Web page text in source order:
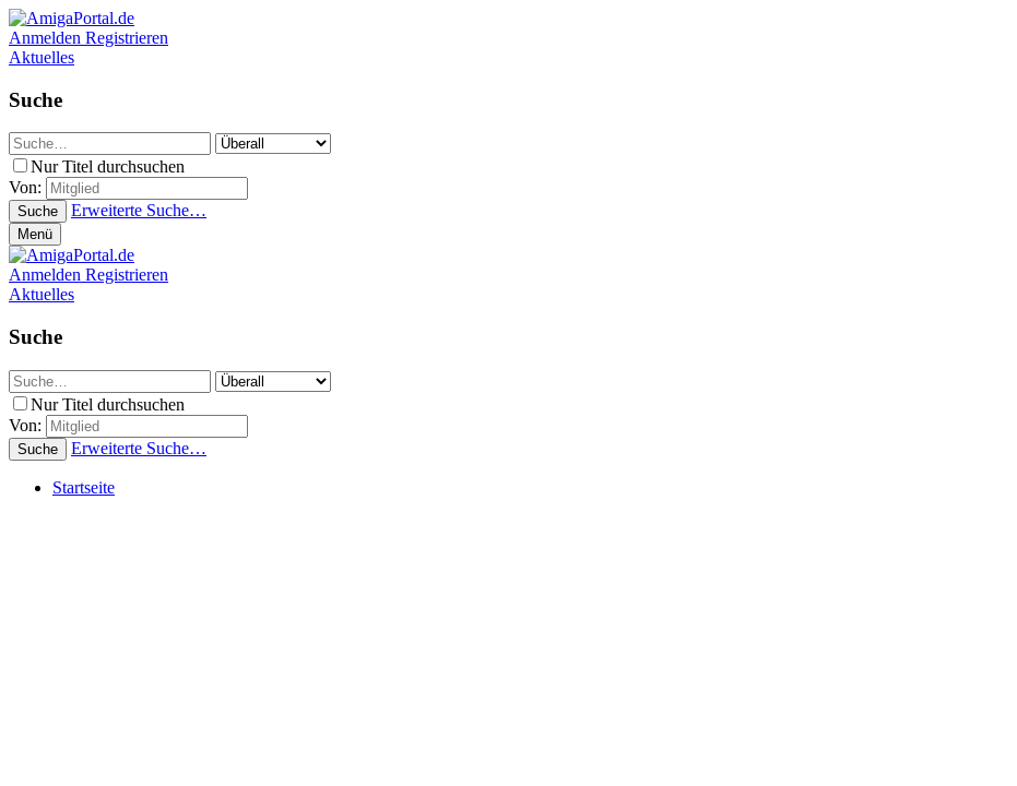
Anmelden Registrieren
Aktuelles
Suche
Nur Titel durchsuchen
Von:
Suche Erweiterte Suche…
Menü
Anmelden Registrieren
Aktuelles
Suche
Nur Titel durchsuchen
Von:
Suche Erweiterte Suche…
Startseite